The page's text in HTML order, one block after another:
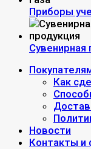
Приборы
Сувенирная
Как
Новости
Контакты и